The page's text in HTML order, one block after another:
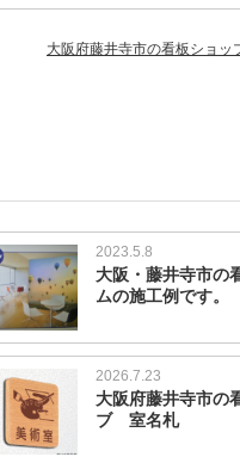
大阪府藤井寺市の看板ショ
2023.5.8
大阪・藤井寺市の
ムの施工例です。
2026.7.23
大阪府藤井寺市の
ブ 室名札